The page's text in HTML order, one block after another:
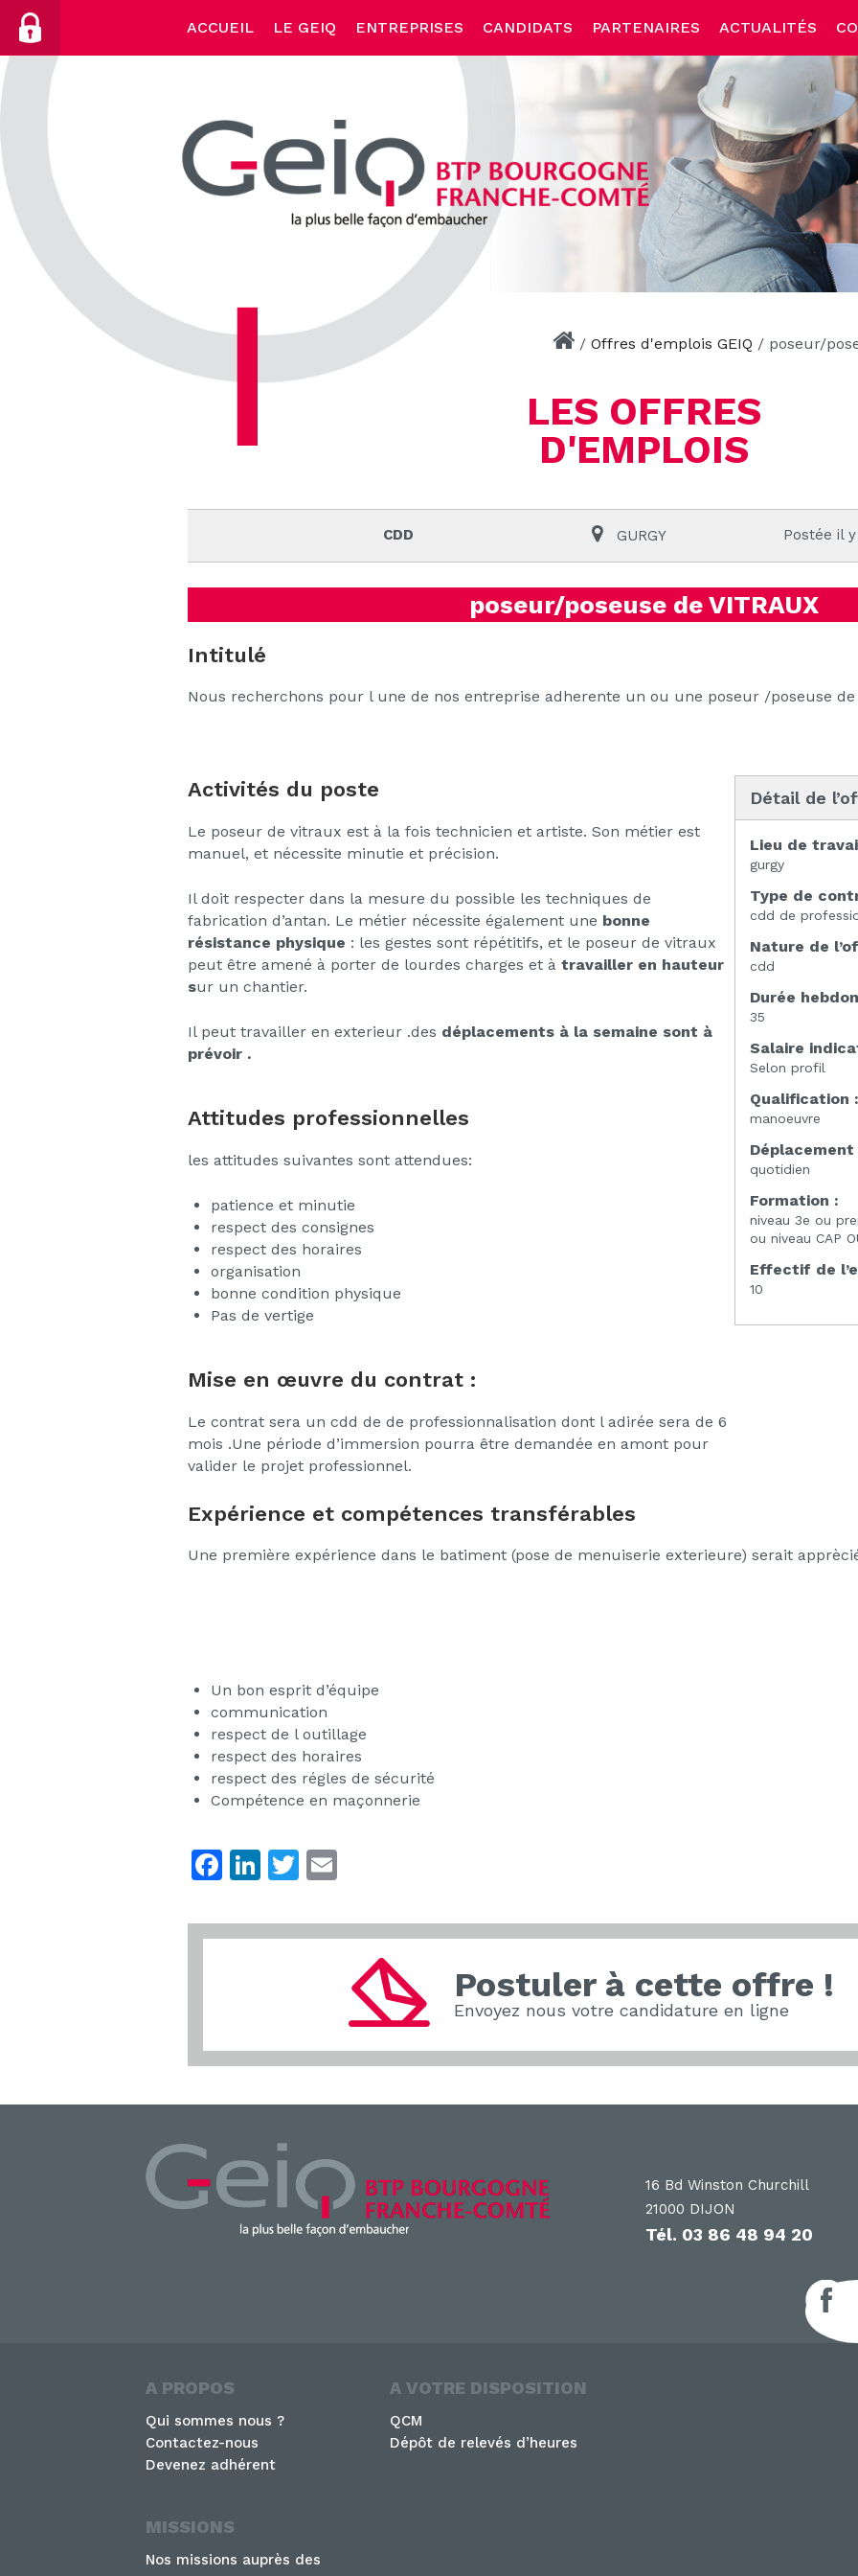
Skip
content
ACCUEIL LE GEIQ ENTREPRISES CANDIDATS PARTENAIRES ACTUALITÉS
/ Offres d'emplois GEIQ / poseur/
LES OFFRES
D'EMPLOIS
CDD GURGY Postée il
poseur/poseuse de VITRAUX
Intitulé
Nous recherchons pour l une de nos entreprise adherente un ou une poseur /poseuse
Activités du poste
Le poseur de vitraux est à la fois technicien et artiste. Son métier est
manuel, et nécessite minutie et précision.
Il doit respecter dans la mesure du possible les techniques de
fabrication d’antan. Le métier nécessite également une bonne
résistance physique : les gestes sont répétitifs, et le poseur de vitraux
peut être amené à porter de lourdes charges et à travailler en hauteur
sur un chantier.
Il peut travailler en exterieur .des déplacements à la semaine sont à
prévoir .
Attitudes professionnelles
les attitudes suivantes sont attendues:
patience et minutie
respect des consignes
respect des horaires
organisation
bonne condition physique
Pas de vertige
Mise en œuvre du contrat :
Le contrat sera un cdd de de professionnalisation dont l adirée sera de 6
mois .Une période d’immersion pourra être demandée en amont pour
valider le projet professionnel.
Détail de
Lieu de
gurgy
Type de
cdd de
Nature de
cdd
Durée
35
Salaire
Selon profil
Qualification
manoeuvre
Déplacement
quotidien
Formation :
niveau 3e ou
ou niveau CAP
Effectif de
10
Expérience et compétences transférables
Une première expérience dans le batiment (pose de menuiserie exterieure) serait
Un bon esprit d’équipe
communication
respect de l outillage
respect des horaires
respect des régles de sécurité
Compétence en maçonnerie
F
c
o
Li
k
T
itt ai
Postuler à cette offre !
Envoyez nous votre candidature en ligne
16 Bd Winston Churchill
21000 DIJON
Tél. 03 86 48 94 20
A PROPOS
Qui sommes nous ?
Contactez-nous
Devenez adhérent
A VOTRE DISPOSITION
QCM
Dépôt de relevés d’heures
MISSIONS
Nos missions auprès des